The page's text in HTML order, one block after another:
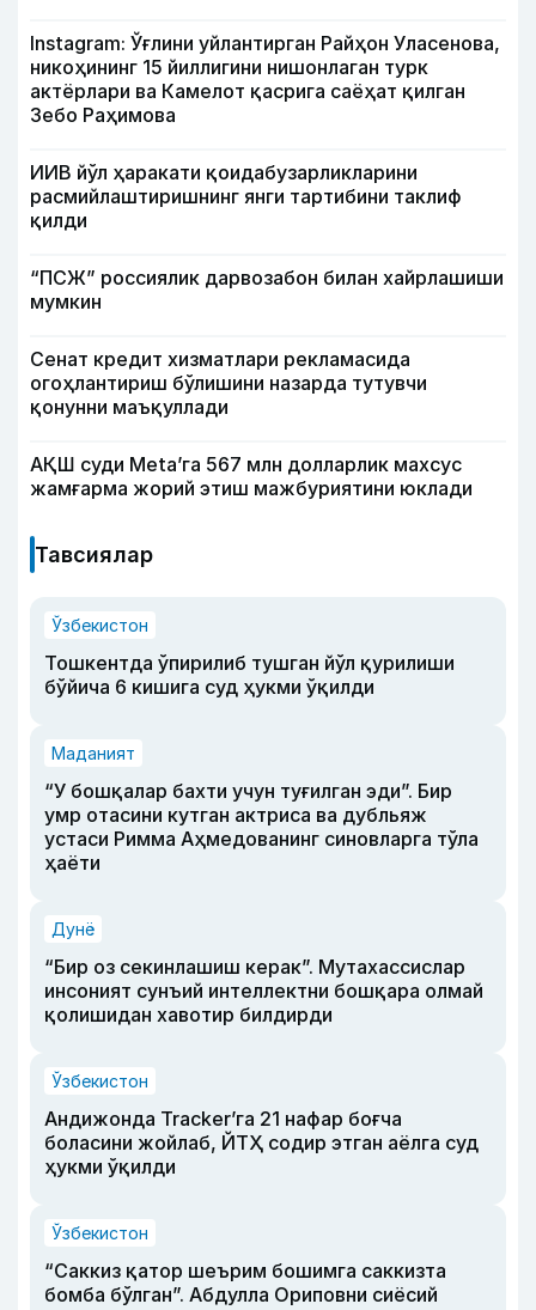
Instagram: Ўғлини уйлантирган Райҳон Уласенова,
никоҳининг 15 йиллигини нишонлаган турк
актёрлари ва Камелот қасрига саёҳат қилган
Зебо Раҳимова
ИИВ йўл ҳаракати қоидабузарликларини
расмийлаштиришнинг янги тартибини таклиф
қилди
“ПСЖ” россиялик дарвозабон билан хайрлашиши
мумкин
Сенат кредит хизматлари рекламасида
огоҳлантириш бўлишини назарда тутувчи
қонунни маъқуллади
АҚШ суди Meta’га 567 млн долларлик махсус
жамғарма жорий этиш мажбуриятини юклади
Тавсиялар
Ўзбекистон
Тошкентда ўпирилиб тушган йўл қурилиши
бўйича 6 кишига суд ҳукми ўқилди
Маданият
“У бошқалар бахти учун туғилган эди”. Бир
умр отасини кутган актриса ва дубльяж
устаси Римма Аҳмедованинг синовларга тўла
ҳаёти
Дунё
“Бир оз секинлашиш керак”. Мутахассислар
инсоният сунъий интеллектни бошқара олмай
қолишидан хавотир билдирди
Ўзбекистон
Андижонда Tracker’га 21 нафар боғча
боласини жойлаб, ЙТҲ содир этган аёлга суд
ҳукми ўқилди
Ўзбекистон
“Саккиз қатор шеърим бошимга саккизта
бомба бўлган”. Абдулла Ориповни сиёсий